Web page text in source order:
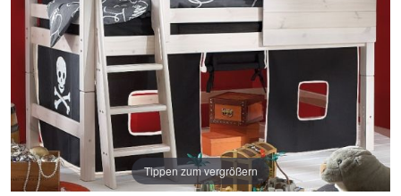
Tippen zum vergrößern